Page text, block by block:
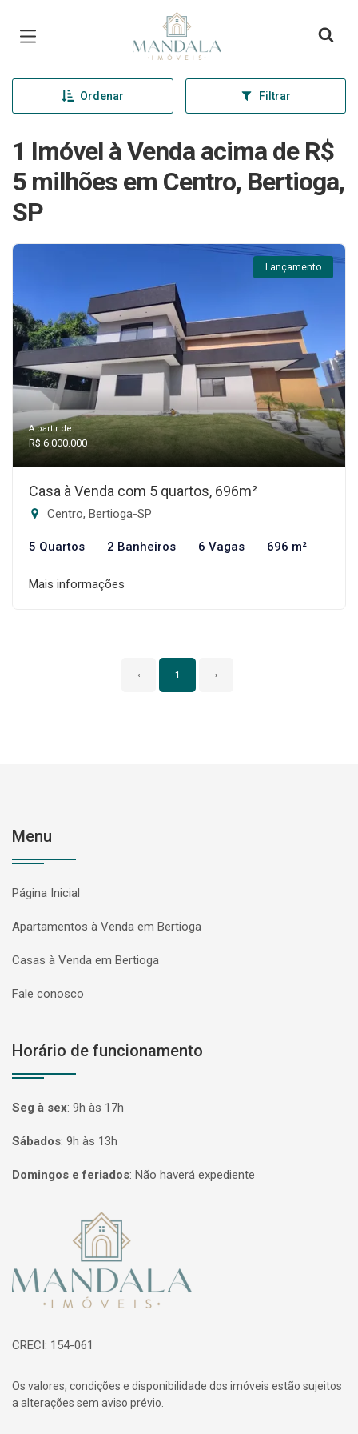
Página inicial
Ordenar Filtrar
1 Imóvel à Venda acima de R$
5 milhões em Centro, Bertioga,
SP
Lançamento
A partir de:
R$ 6.000.000
Casa à Venda com 5 quartos, 696m²
Centro, Bertioga-SP
5 Quartos 2 Banheiros 6 Vagas 696 m²
Mais informações
‹ 1 ›
Menu
Página Inicial
Apartamentos à Venda em Bertioga
Casas à Venda em Bertioga
Fale conosco
Horário de funcionamento
Seg à sex: 9h às 17h
Sábados: 9h às 13h
Domingos e feriados: Não haverá expediente
Página inicial
CRECI: 154-061
Os valores, condições e disponibilidade dos imóveis estão sujeitos
a alterações sem aviso prévio.